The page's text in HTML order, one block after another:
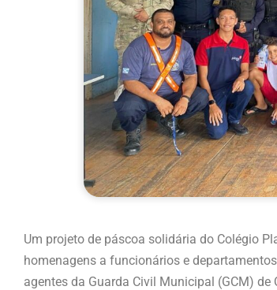
Um projeto de páscoa solidária do Colégio
homenagens a funcionários e
agentes da Guarda Civil Municipal (GCM)